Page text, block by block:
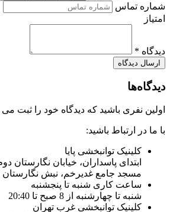
شماره تماس
امتیاز
دیدگاه *
دیدگاه‌ها
اولین نفری باشید که دیدگاه خود را ثبت می
با ما در ارتباط باشید:
کلینیک توانبخشی پایا
ابتدای پاسداران، خیابان نگارستان
مسجد جامع غدیرخم، نبش نگارستان
ساعت کاری شنبه تا پنجشنبه
شنبه تا چهارشنبه از 8 صبح تا 20:40
کلینیک توانبخشی غرب تهران